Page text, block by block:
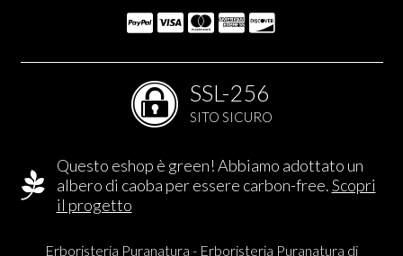
SSL-256
SITO SICURO
Questo eshop è green! Abbiamo adottato un
albero di caoba per essere carbon-free.Scopri
il progetto
Erboristeria Puranatura - Erboristeria Puranatura di